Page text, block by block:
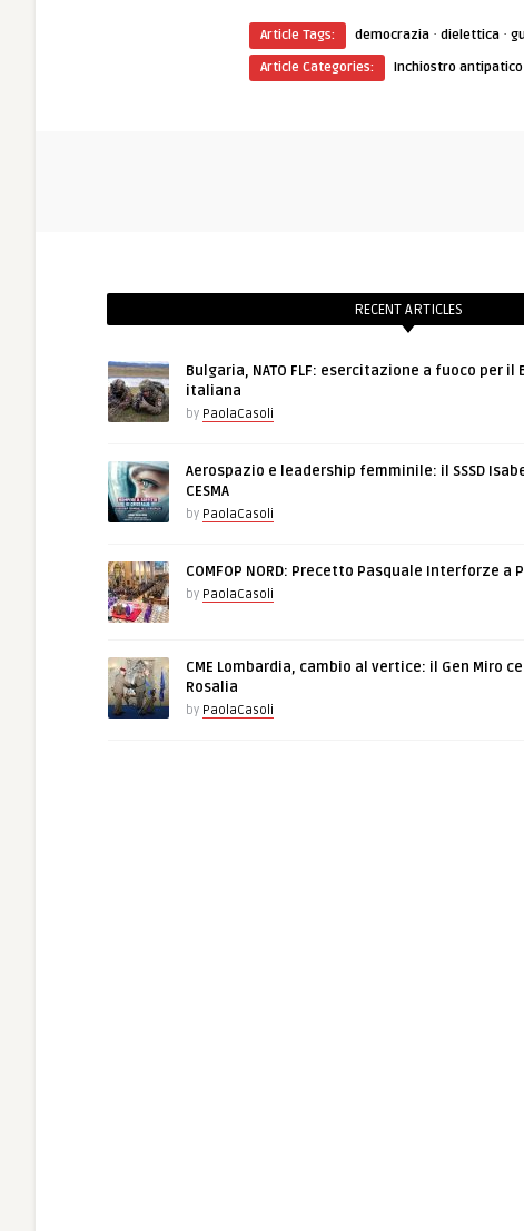
Article Tags: democrazia · dielettica ·
Article Categories:
Inchiostro antipatico
RECENT ARTICLES
Bulgaria, NATO FLF: esercitazione a fuoco per il
italiana
by PaolaCasoli
Aerospazio e leadership femminile: il SSSD
CESMA
by PaolaCasoli
COMFOP NORD: Precetto Pasquale Interforze a
by PaolaCasoli
CME Lombardia, cambio al vertice: il Gen Miro
Rosalia
by PaolaCasoli